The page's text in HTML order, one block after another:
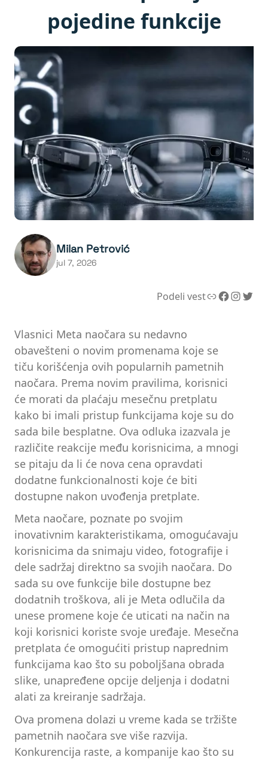
pojedine funkcije
Milan Petrović
jul 7, 2026
Podeli vestLink Facebook InstagramTwitter
Vlasnici Meta naočara su nedavno
obavešteni o novim promenama koje se
tiču korišćenja ovih popularnih pametnih
naočara. Prema novim pravilima, korisnici
će morati da plaćaju mesečnu pretplatu
kako bi imali pristup funkcijama koje su do
sada bile besplatne. Ova odluka izazvala je
različite reakcije među korisnicima, a mnogi
se pitaju da li će nova cena opravdati
dodatne funkcionalnosti koje će biti
dostupne nakon uvođenja pretplate.
Meta naočare, poznate po svojim
inovativnim karakteristikama, omogućavaju
korisnicima da snimaju video, fotografije i
dele sadržaj direktno sa svojih naočara. Do
sada su ove funkcije bile dostupne bez
dodatnih troškova, ali je Meta odlučila da
unese promene koje će uticati na način na
koji korisnici koriste svoje uređaje. Mesečna
pretplata će omogućiti pristup naprednim
funkcijama kao što su poboljšana obrada
slike, unapređene opcije deljenja i dodatni
alati za kreiranje sadržaja.
Ova promena dolazi u vreme kada se tržište
pametnih naočara sve više razvija.
Konkurencija raste, a kompanije kao što su